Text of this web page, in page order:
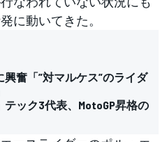
に動いてきた。
奮「”対マルケス”のライダ
テック3代表、MotoGP昇格の